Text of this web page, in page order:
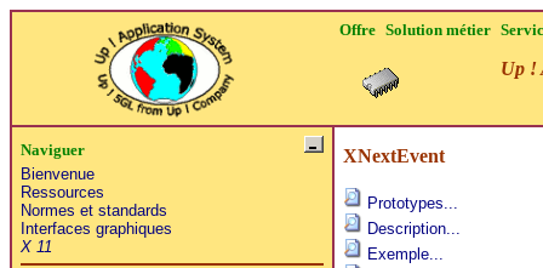
Offre Solution métier
Up !
Naviguer
Bienvenue
Ressources
Normes et standards
Interfaces graphiques
X 11
XNextEvent
Prototypes...
Description...
Exemple...